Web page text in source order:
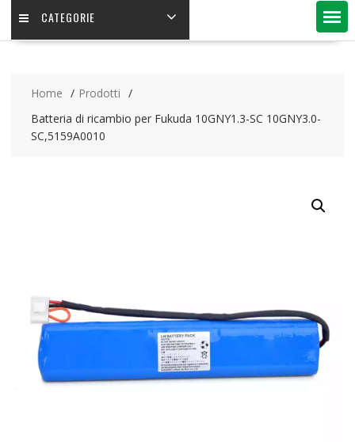
CATEGORIE
Home
Prodotti
Batteria di ricambio per Fukuda 10GNY1.3-SC 10GNY3.0-
SC,5159A0010